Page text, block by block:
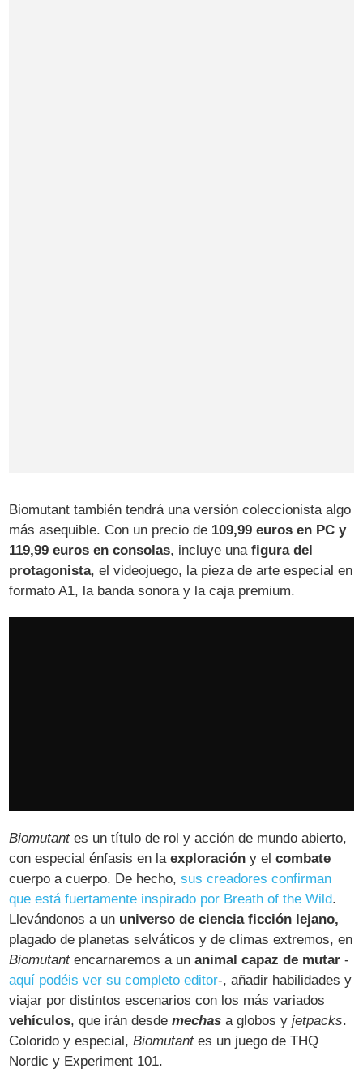
Biomutant también tendrá una versión coleccionista algo
más asequible. Con un precio de 109,99 euros en PC y
119,99 euros en consolas, incluye unafigura del
protagonista, el videojuego, la pieza de arte especial en
formato A1, la banda sonora y la caja premium.
Biomutantes un título de rol y acción de mundo abierto,
con especial énfasis en laexploración y elcombate
cuerpo a cuerpo. De hecho,sus creadores confirman
que está fuertamente inspirado por Breath of the Wild.
Llevándonos a un universo de ciencia ficción lejano,
plagado de planetas selváticos y de climas extremos, en
Biomutantencarnaremos a unanimal capaz de mutar -
aquí podéis ver su completo editor-, añadir habilidades y
viajar por distintos escenarios con los más variados
vehículos, que irán desdemechas a globos yjetpacks.
Colorido y especial,Biomutantes un juego de THQ
Nordic y Experiment 101.